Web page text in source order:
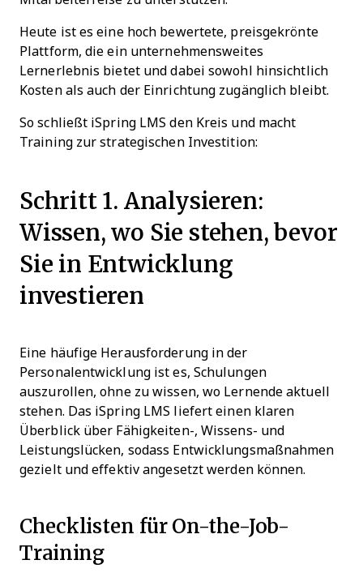
Heute ist es eine hoch bewertete, preisgekrönte
Plattform, die ein unternehmensweites
Lernerlebnis bietet und dabei sowohl hinsichtlich
Kosten als auch der Einrichtung zugänglich bleibt.
So schließt iSpring LMS den Kreis und macht
Training zur strategischen Investition:
Schritt 1. Analysieren:
Wissen, wo Sie stehen, bevor
Sie in Entwicklung
investieren
Eine häufige Herausforderung in der
Personalentwicklung ist es, Schulungen
auszurollen, ohne zu wissen, wo Lernende aktuell
stehen. Das iSpring LMS liefert einen klaren
Überblick über Fähigkeiten-, Wissens- und
Leistungslücken, sodass Entwicklungsmaßnahmen
gezielt und effektiv angesetzt werden können.
Checklisten für On-the-Job-
Training